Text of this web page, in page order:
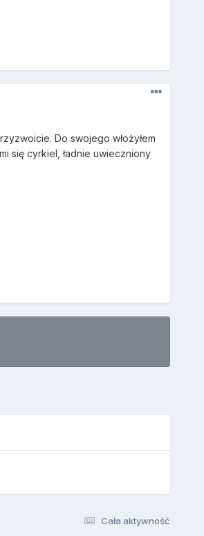
Do swojego włożyłem
się cyrkiel, ładnie uwieczniony
Cała aktywność